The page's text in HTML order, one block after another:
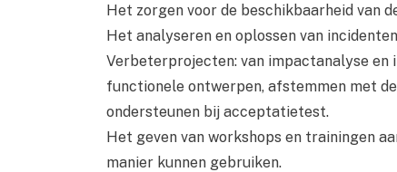
Het zorgen voor de beschikbaarheid van
Het analyseren en oplossen van
Verbeterprojecten: van impactanalyse
functionele ontwerpen, afstemmen met
ondersteunen bij acceptatietest.
Het geven van workshops en trainingen
manier kunnen gebruiken.